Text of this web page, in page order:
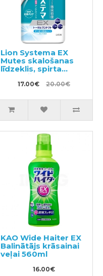
Lion Systema EX
Mutes skalošanas
līdzeklis, spirta
saturošs 900ml
17.00€ 20.00€
KAO Wide Haiter EX
Balinātājs krāsainai
veļai 560ml
16.00€